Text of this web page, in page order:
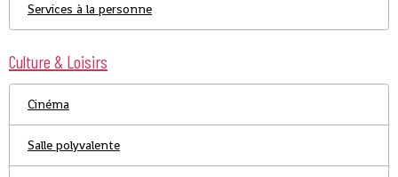
Services à la personne
Culture & Loisirs
Cinéma
Salle polyvalente